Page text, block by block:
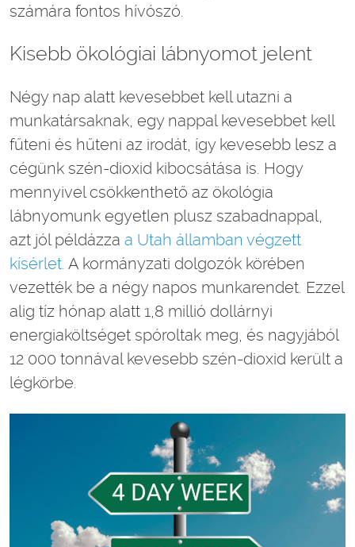
számára fontos hívószó.
Kisebb ökológiai lábnyomot jelent
Négy nap alatt kevesebbet kell utazni a
munkatársaknak, egy nappal kevesebbet kell
fűteni és hűteni az irodát, így kevesebb lesz a
cégünk szén-dioxid kibocsátása is. Hogy
mennyivel csökkenthető az ökológia
lábnyomunk egyetlen plusz szabadnappal,
azt jól példázza a Utah államban végzett
kísérlet. A kormányzati dolgozók körében
vezették be a négy napos munkarendet. Ezzel
alig tíz hónap alatt 1,8 millió dollárnyi
energiaköltséget spóroltak meg, és nagyjából
12 000 tonnával kevesebb szén-dioxid került a
légkörbe.